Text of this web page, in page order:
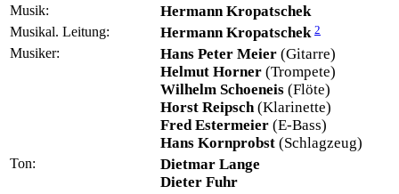
Musik: Hermann Kropatschek
Musikal. Leitung: Hermann Kropatschek 2
Musiker: Hans Peter Meier (Gitarre)
Helmut Horner (Trompete)
Wilhelm Schoeneis (Flöte)
Horst Reipsch(Klarinette)
Fred Estermeier (E-Bass)
Hans Kornprobst (Schlagzeug)
Ton:
Dietmar Lange
Dieter Fuhr